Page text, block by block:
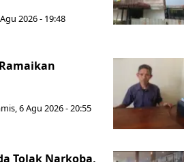
2026 - 19:48
6 Agu 2026 - 20:55
Tolak Narkoba,